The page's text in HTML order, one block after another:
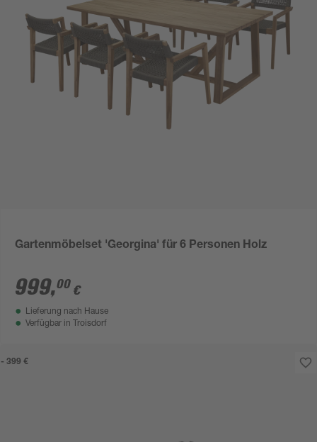
Gartenmöbelset 'Georgina' für 6 Personen Holz
999,00 €
Lieferung nach Hause
Verfügbar in
Troisdorf
- 399 €